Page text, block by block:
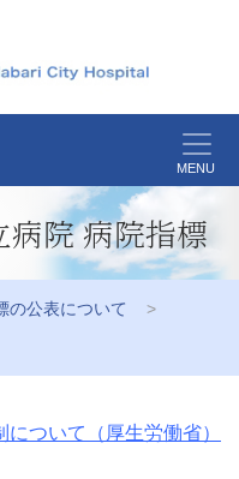
MENU
院 病院指標
の公表について
ついて（厚生労働省）